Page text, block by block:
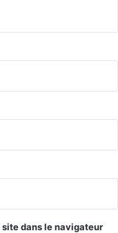
dans le navigateur